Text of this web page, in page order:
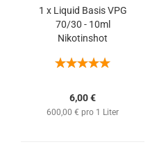
1 x Liquid Basis VPG
70/30 - 10ml
Nikotinshot
6,00 €
600,00 € pro 1 Liter